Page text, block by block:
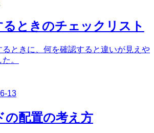
るときのチェックリスト
ときに、何を確認すると違いが見えや
。
13
の配置の考え方